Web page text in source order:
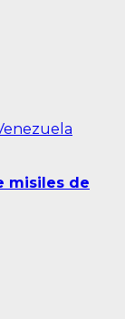
misiles de